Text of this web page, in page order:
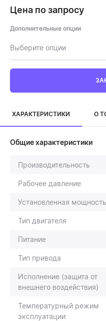
Цена по запросу
Дополнительные опции
Выберите опции
ХАРАКТЕРИСТИКИ О
Общие характеристики
Производительность
Рабочее давление
Установленная мощность
Тип двигателя
Питание
Тип привода
Исполнение (защита от
внешнего воздействия)
Температурный режим
эксплуатации